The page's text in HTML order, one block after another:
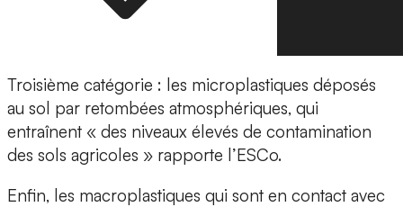
Troisième catégorie : les microplastiques déposés
au sol par retombées atmosphériques, qui
entraînent « des niveaux élevés de contamination
des sols agricoles » rapporte l’ESCo.
Enfin, les macroplastiques qui sont en contact avec